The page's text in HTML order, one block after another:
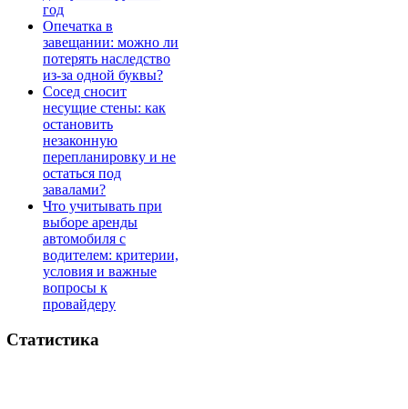
год
Опечатка в
завещании: можно ли
потерять наследство
из-за одной буквы?
Сосед сносит
несущие стены: как
остановить
незаконную
перепланировку и не
остаться под
завалами?
Что учитывать при
выборе аренды
автомобиля с
водителем: критерии,
условия и важные
вопросы к
провайдеру
Статистика